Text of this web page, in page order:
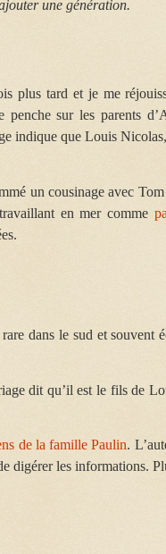
une génération.
plus tard et je me
penche sur les parents
indique que Louis
un cousinage avec
en mer comme
dans le sud et souvent
dit qu’il est le fils de
de la famille Paulin.
digérer les informations.